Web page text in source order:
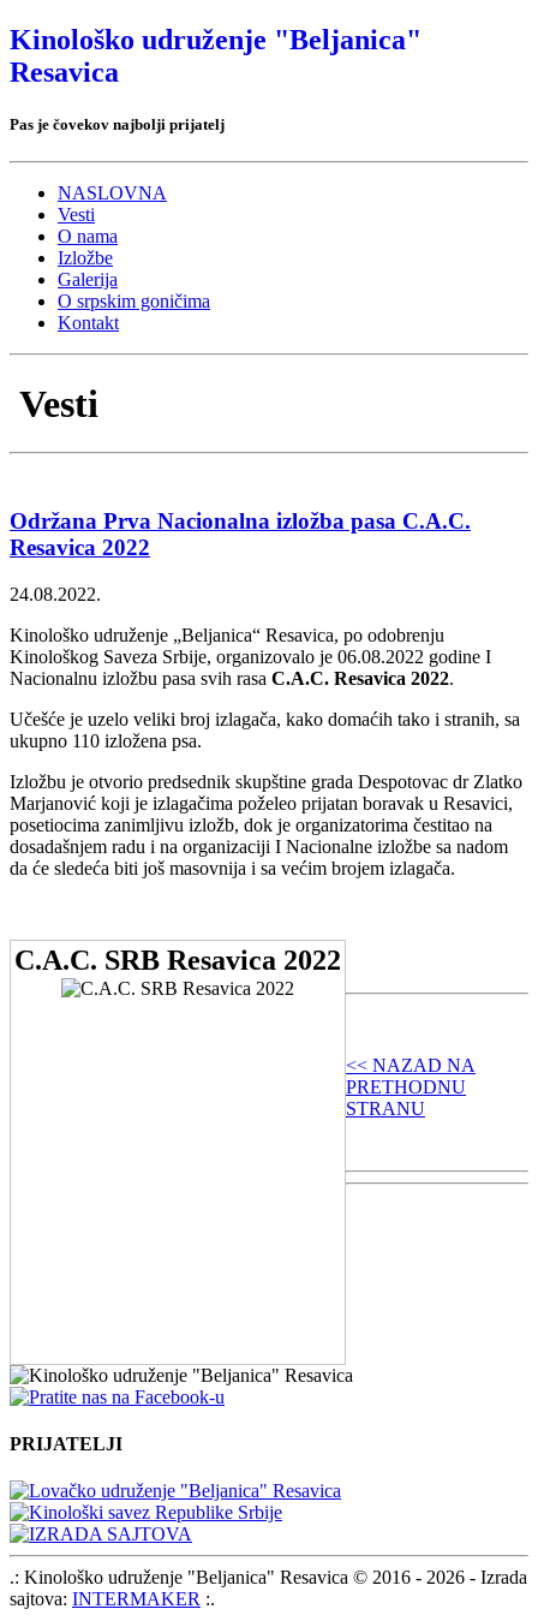
Kinološko udruženje "Beljanica"
Resavica
Pas je čovekov najbolji prijatelj
NASLOVNA
Vesti
O nama
Izložbe
Galerija
O srpskim goničima
Kontakt
Vesti
Održana Prva Nacionalna izložba pasa C.A.C.
Resavica 2022
24.08.2022.
Kinološko udruženje „Beljanica“ Resavica, po odobrenju
Kinološkog Saveza Srbije, organizovalo je 06.08.2022 godine I
Nacionalnu izložbu pasa svih rasa C.A.C. Resavica 2022.
Učešće je uzelo veliki broj izlagača, kako domaćih tako i stranih, sa
ukupno 110 izložena psa.
Izložbu je otvorio predsednik skupštine grada Despotovac dr Zlatko
Marjanović koji je izlagačima poželeo prijatan boravak u Resavici,
posetiocima zanimljivu izložb, dok je organizatorima čestitao na
dosadašnjem radu i na organizaciji I Nacionalne izložbe sa nadom
da će sledeća biti još masovnija i sa većim brojem izlagača.
C.A.C. SRB Resavica 2022
<< NAZAD NA
PRETHODNU
STRANU
PRIJATELJI
.: Kinološko udruženje "Beljanica" Resavica © 2016 - 2026 - Izrada
sajtova: INTERMAKER :.